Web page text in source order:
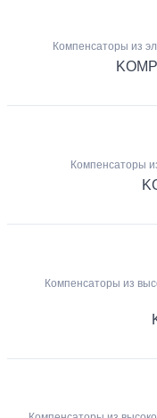
Компенсаторы из
Компенсаторы
Компенсаторы из